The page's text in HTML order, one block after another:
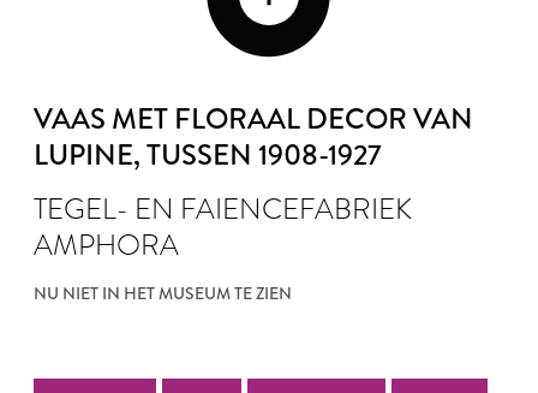
VAAS MET FLORAAL DECOR VAN
LUPINE, TUSSEN 1908-1927
TEGEL- EN FAIENCEFABRIEK
AMPHORA
NU NIET IN HET MUSEUM TE ZIEN